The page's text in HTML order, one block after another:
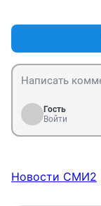
Гость
Войти
Новости СМИ2